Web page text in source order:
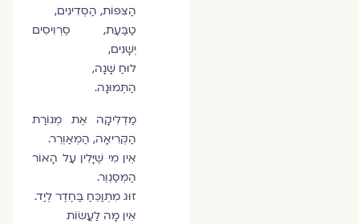
הַצִּפּוֹת, הַסְּדִינִים,
טַבַּעַת, סֶרְוִיסִים
יְשָׁנִים,
לוּחַ שָׁנָה,
הַתְּמוּנָה.
מַדְלִיקָה אֶת מְנוֹרַת
הַקְּרִיאָה, הַמְּאַוְרֵר.
אֵין מִי שֶׁיָּלִין עַל הָאוֹר
הַמְּסַנְוֵר.
זוּג מִתְוַכֵּחַ בַּחֶדֶר לְיַד.
אֵין מָה לַעֲשׂוֹת